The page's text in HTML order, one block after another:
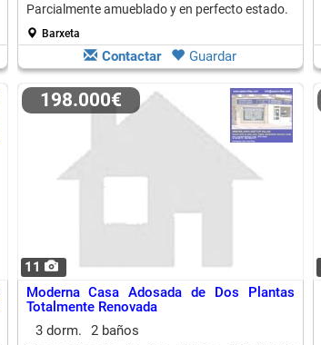
Parcialmente amueblado y en perfecto estado.
Barxeta
Contactar Guardar
11
198.000€
Moderna Casa Adosada de Dos Plantas
Totalmente Renovada
3 dorm.
2 baños